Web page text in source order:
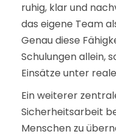
ruhig, klar und
das eigene Team
Genau diese
Schulungen allein,
Einsätze unter
Ein weiterer
Sicherheitsarbeit
Menschen zu